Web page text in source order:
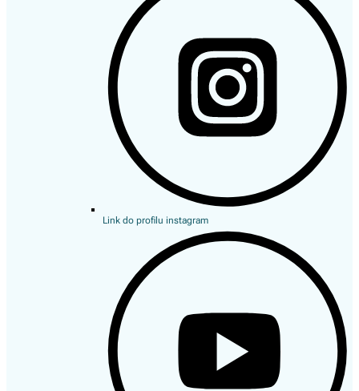
Link do profilu instagram